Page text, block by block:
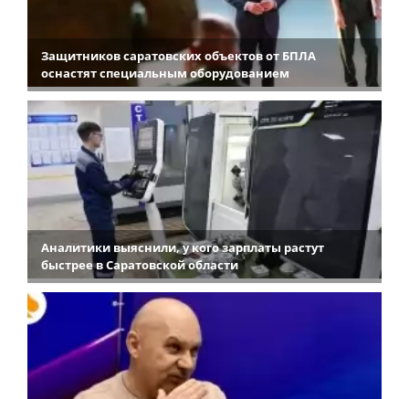
Защитников саратовских объектов от БПЛА
оснастят специальным оборудованием
Аналитики выяснили, у кого зарплаты растут
быстрее в Саратовской области